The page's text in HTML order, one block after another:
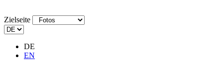
Zielseite
DE
EN